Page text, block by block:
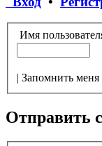
Имя
| Запомнить меня
Отправить